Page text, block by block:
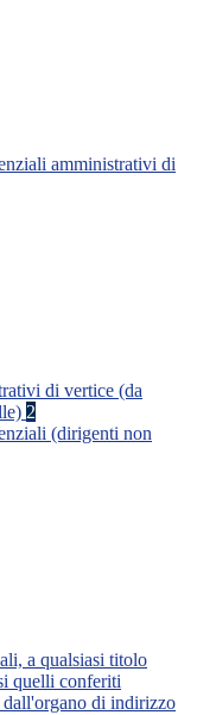
amministrativi di
di vertice (da
2
(dirigenti non
a qualsiasi titolo
quelli conferiti
dall'organo di indirizzo